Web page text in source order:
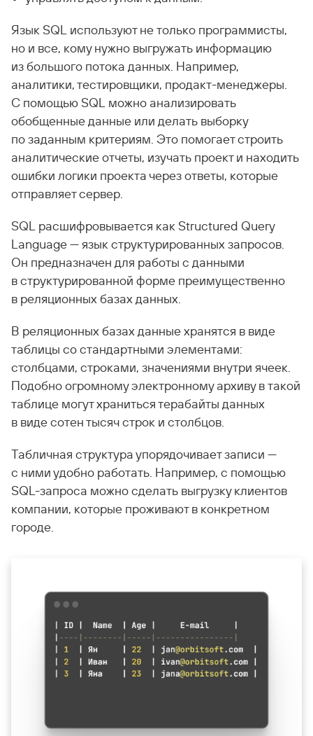
Язык SQL используют не только программисты,
но и все, кому нужно выгружать информацию
из большого потока данных. Например,
аналитики, тестировщики, продакт-менеджеры.
С помощью SQL можно анализировать
обобщенные данные или делать выборку
по заданным критериям. Это помогает строить
аналитические отчеты, изучать проект и находить
ошибки логики проекта через ответы, которые
отправляет сервер.
SQL расшифровывается как Structured Query
Language — язык структурированных запросов.
Он предназначен для работы с данными
в структурированной форме преимущественно
в реляционных базах данных.
В реляционных базах данные хранятся в виде
таблицы со стандартными элементами:
столбцами, строками, значениями внутри ячеек.
Подобно огромному электронному архиву в такой
таблице могут храниться терабайты данных
в виде сотен тысяч строк и столбцов.
Табличная структура упорядочивает записи —
с ними удобно работать. Например, с помощью
SQL-запроса можно сделать выгрузку клиентов
компании, которые проживают в конкретном
городе.